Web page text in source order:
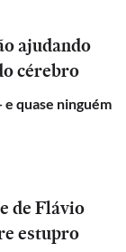
ajudando
cérebro
quase ninguém
de Flávio
estupro